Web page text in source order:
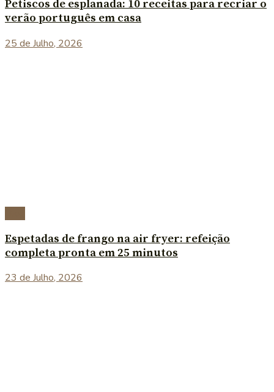
Petiscos de esplanada: 10 receitas para recriar o
verão português em casa
25 de Julho, 2026
Espetadas de frango na air fryer: refeição
completa pronta em 25 minutos
23 de Julho, 2026